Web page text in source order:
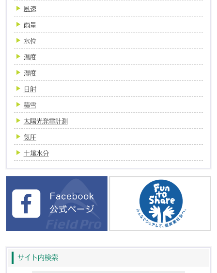
風速
雨量
水位
温度
湿度
日射
積雪
太陽光発電計測
気圧
土壌水分
サイト内検索